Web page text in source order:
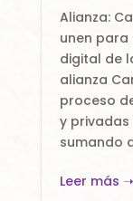
Alianza:
unen
digital de
alianza
proceso
y
sumando
Leer más ➝